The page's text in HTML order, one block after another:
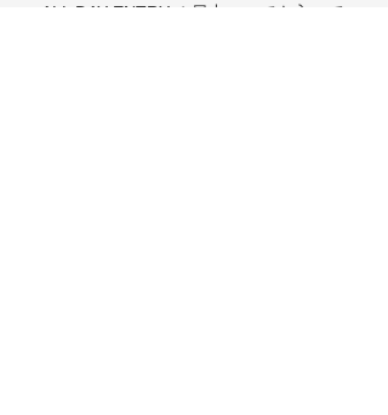
ーALL DAY ENTRY １日中いつでも入ってい